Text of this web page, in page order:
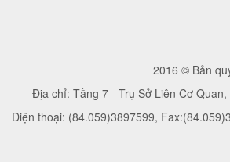
2016 © Bản
Địa chỉ: Tầng 7 - Trụ Sở Liên Cơ
Điện thoại: (84.059)3897599,